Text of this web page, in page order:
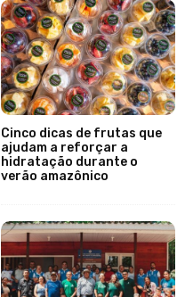
Cinco dicas de frutas que
ajudam a reforçar a
hidratação durante o
verão amazônico